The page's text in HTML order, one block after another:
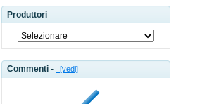
Produttori
Commenti - [vedi]